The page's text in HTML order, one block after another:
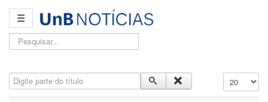
☰
Pesquisar...
Digite parte do título Exibir #